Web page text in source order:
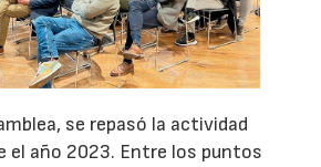
se repasó la actividad
el año 2023. Entre los puntos